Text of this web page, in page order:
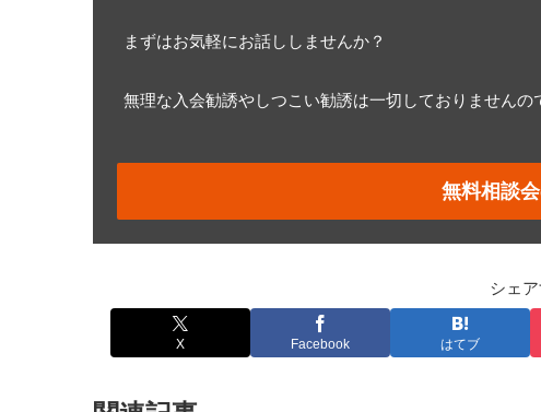
まずはお気軽にお話ししませんか？
無理な入会勧誘やしつこい勧誘は一切しておりませんの
無料相談
シェ
X Facebook はてブ